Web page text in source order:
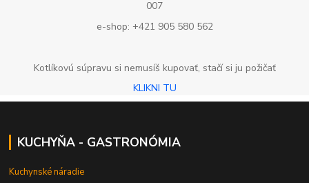
007
e-shop: +421 905 580 562
Kotlíkovú súpravu si nemusíš kupovať, stačí si ju požičať
KLIKNI TU
KUCHYŇA - GASTRONÓMIA
Kuchynské náradie